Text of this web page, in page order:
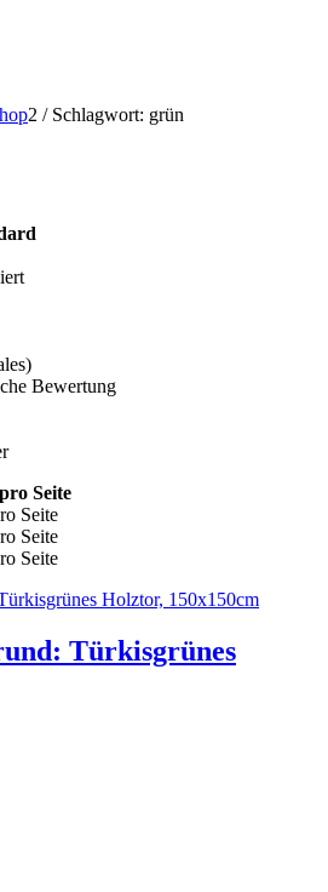
2 / Schlagwort: grün
Bewertung
Seite
Seite
Seite
Seite
Türkisgrünes